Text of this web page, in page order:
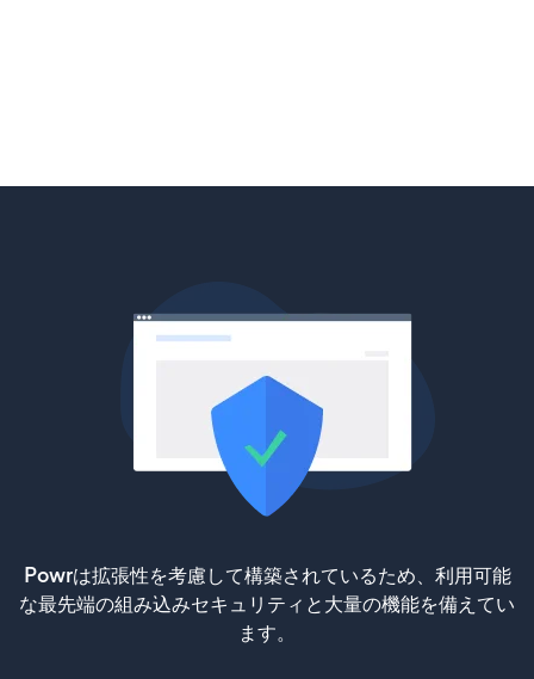
Powrは拡張性を考慮して構築されているため、利用可能
な最先端の組み込みセキュリティと大量の機能を備えてい
ます。